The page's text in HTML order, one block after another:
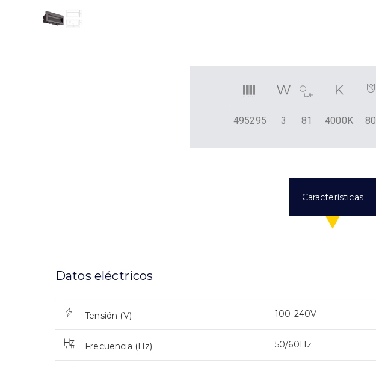
495295 3 81 4000K 80
Características
Datos eléctricos
Tensión (V) 100-240V
Frecuencia (Hz) 50/60Hz